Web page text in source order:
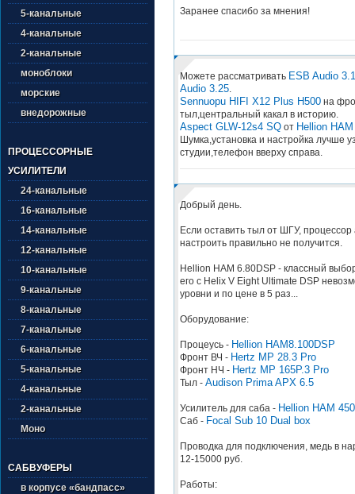
5-канальные
4-канальные
2-канальные
моноблоки
морские
внедорожные
ПРОЦЕССОРНЫЕ
УСИЛИТЕЛИ
24-канальные
16-канальные
14-канальные
12-канальные
10-канальные
9-канальные
8-канальные
7-канальные
6-канальные
5-канальные
4-канальные
2-канальные
Моно
САБВУФЕРЫ
в корпусе «бандпасс»
Заранее спасибо за мнения!
Можете рассматривать ESB Audio
Audio 3.25.
Sennuopu HIFI X12 Plus H500на
тыл,центральный какал в историю.
Aspect GLW-12s4 SQот Hellion
Шумка,установка и настройка лучше
студии,телефон вверху справа.
Добрый день.
Если оставить тыл от ШГУ,
настроить правильно не получится.
Hellion HAM 6.80DSP - классный
его с Helix V Eight Ultimate DSP
уровни и по цене в 5 раз...
Оборудование:
Процеусь - Hellion HAM8.100DSP
Фронт ВЧ - Hertz MP 28.3 Pro
Фронт НЧ - Hertz MP 165P.3 Pro
Тыл - Audison Prima APX 6.5
Усилитель для саба - Hellion HAM
Саб - Focal Sub 10 Dual box
Проводка для подключения, медь в
12-15000 руб.
Работы: